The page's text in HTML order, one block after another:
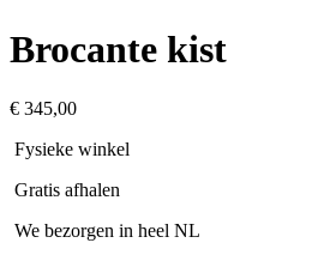
Brocante kist
€ 345,00
Fysieke winkel
Gratis afhalen
We bezorgen in heel NL